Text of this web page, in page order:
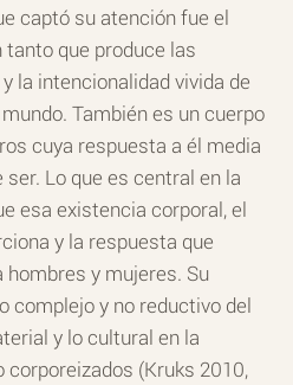
captó su atención fue el
tanto que produce las
la intencionalidad vivida de
También es un cuerpo
cuya respuesta a él media
Lo que es central en la
esa existencia corporal, el
y la respuesta que
y mujeres. Su
complejo y no reductivo del
y lo cultural en la
(Kruks 2010,